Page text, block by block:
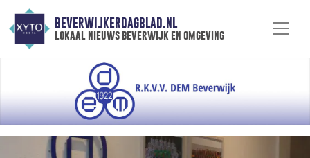
BEVERWIJKERDAGBLAD.NL
lokaal nieuws beverwijk en omgeving